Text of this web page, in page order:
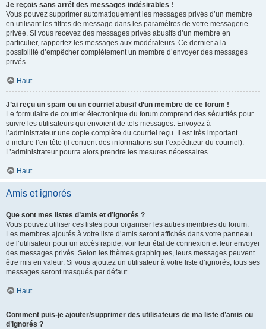
Je reçois sans arrêt des messages indésirables !
Vous pouvez supprimer automatiquement les messages privés d’un membre
en utilisant les filtres de message dans les paramètres de votre messagerie
privée. Si vous recevez des messages privés abusifs d’un membre en
particulier, rapportez les messages aux modérateurs. Ce dernier a la
possibilité d’empêcher complètement un membre d’envoyer des messages
privés.
Haut
J’ai reçu un spam ou un courriel abusif d’un membre de ce forum !
Le formulaire de courrier électronique du forum comprend des sécurités pour
suivre les utilisateurs qui envoient de tels messages. Envoyez à
l’administrateur une copie complète du courriel reçu. Il est très important
d’inclure l’en-tête (il contient des informations sur l’expéditeur du courriel).
L’administrateur pourra alors prendre les mesures nécessaires.
Haut
Amis et ignorés
Que sont mes listes d’amis et d’ignorés ?
Vous pouvez utiliser ces listes pour organiser les autres membres du forum.
Les membres ajoutés à votre liste d’amis seront affichés dans votre panneau
de l’utilisateur pour un accès rapide, voir leur état de connexion et leur envoyer
des messages privés. Selon les thèmes graphiques, leurs messages peuvent
être mis en valeur. Si vous ajoutez un utilisateur à votre liste d’ignorés, tous ses
messages seront masqués par défaut.
Haut
Comment puis-je ajouter/supprimer des utilisateurs de ma liste d’amis ou
d’ignorés ?